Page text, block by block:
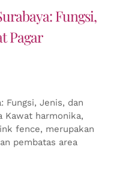
Fungsi,
Pagar
Fungsi, Jenis, dan
Kawat harmonika,
fence, merupakan
pembatas area